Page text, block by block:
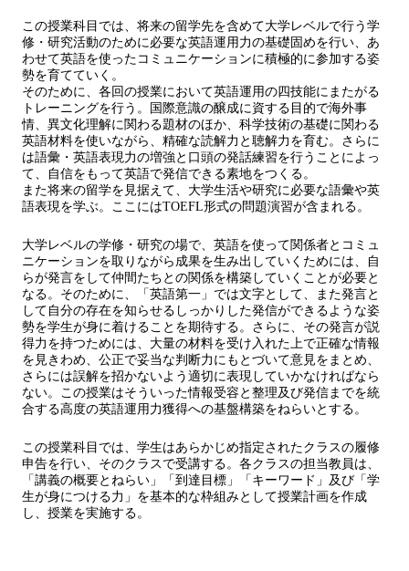
この授業科目では、将来の留学先を含めて大学レベルで行う学
修・研究活動のために必要な英語運用力の基礎固めを行い、あ
わせて英語を使ったコミュニケーションに積極的に参加する姿
勢を育てていく。
そのために、各回の授業において英語運用の四技能にまたがる
トレーニングを行う。国際意識の醸成に資する目的で海外事
情、異文化理解に関わる題材のほか、科学技術の基礎に関わる
英語材料を使いながら、精確な読解力と聴解力を育む。さらに
は語彙・英語表現力の増強と口頭の発話練習を行うことによっ
て、自信をもって英語で発信できる素地をつくる。
また将来の留学を見据えて、大学生活や研究に必要な語彙や英
語表現を学ぶ。ここにはTOEFL形式の問題演習が含まれる。
大学レベルの学修・研究の場で、英語を使って関係者とコミュ
ニケーションを取りながら成果を生み出していくためには、自
らが発言をして仲間たちとの関係を構築していくことが必要と
なる。そのために、「英語第一」では文字として、また発言と
して自分の存在を知らせるしっかりした発信ができるような姿
勢を学生が身に着けることを期待する。さらに、その発言が説
得力を持つためには、大量の材料を受け入れた上で正確な情報
を見きわめ、公正で妥当な判断力にもとづいて意見をまとめ、
さらには誤解を招かないよう適切に表現していかなければなら
ない。この授業はそういった情報受容と整理及び発信までを統
合する高度の英語運用力獲得への基盤構築をねらいとする。
この授業科目では、学生はあらかじめ指定されたクラスの履修
申告を行い、そのクラスで受講する。各クラスの担当教員は、
「講義の概要とねらい」「到達目標」「キーワード」及び「学
生が身につける力」を基本的な枠組みとして授業計画を作成
し、授業を実施する。